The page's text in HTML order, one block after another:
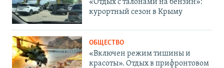
«Отдых с талонами на бензин»:
курортный сезон в Крыму
ОБЩЕСТВО
«Включен режим тишины и
красоты». Отдых в прифронтовом